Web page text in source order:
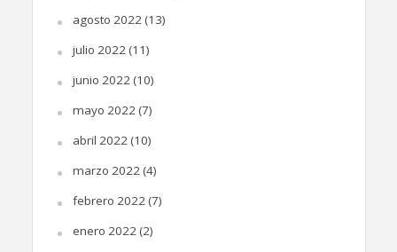
agosto 2022(13)
julio 2022(11)
junio 2022(10)
mayo 2022(7)
abril 2022(10)
marzo 2022(4)
febrero 2022(7)
enero 2022(2)